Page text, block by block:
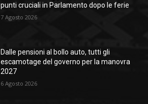
punti cruciali in Parlamento dopo le ferie
7 Agosto 2026
Dalle pensioni al bollo auto, tutti gli
escamotage del governo per la manovra
2027
6 Agosto 2026